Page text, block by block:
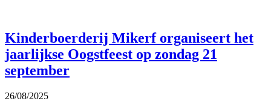
Kinderboerderij Mikerf organiseert het
jaarlijkse Oogstfeest op zondag 21
september
26/08/2025